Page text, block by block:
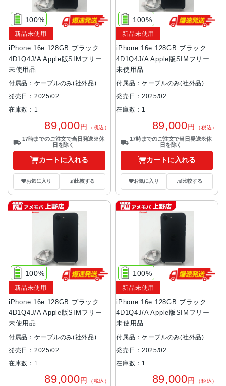
iPhone 16e 128GB ブラック
4D1Q4J/A Apple版SIMフリー
未使用品
100%
新品未使用
付属品：ケーブルのみ(社外品)
発売日：2025/02
在庫数：1
89,000円 （税込）
17時までのご注文で当日発送※休
日を除く
カートに入れる
お気に入り 比較する
iPhone 16e 128GB ブラック
4D1Q4J/A Apple版SIMフリー
未使用品
100%
新品未使用
付属品：ケーブルのみ(社外品)
発売日：2025/02
在庫数：1
89,000円 （税込）
17時までのご注文で当日発送※休
日を除く
カートに入れる
お気に入り 比較する
iPhone 16e 128GB ブラック
4D1Q4J/A Apple版SIMフリー
未使用品
100%
新品未使用
付属品：ケーブルのみ(社外品)
発売日：2025/02
在庫数：1
89,000円 （税込）
iPhone 16e 128GB ブラック
4D1Q4J/A Apple版SIMフリー
未使用品
100%
新品未使用
付属品：ケーブルのみ(社外品)
発売日：2025/02
在庫数：1
89,000円 （税込）